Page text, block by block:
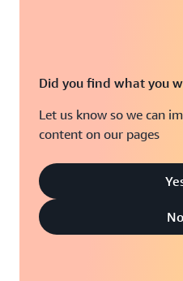
Did you find what you
Let us know so we can
content on our pages
No